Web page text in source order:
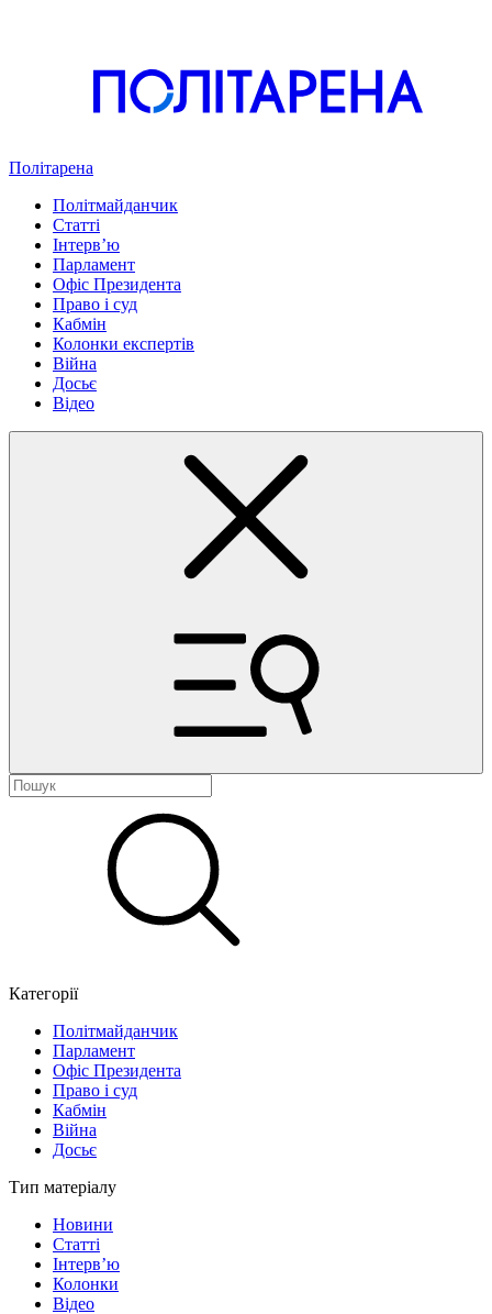
Політарена
Політмайданчик
Статті
Інтервʼю
Парламент
Офіс Президента
Право і суд
Кабмін
Колонки експертів
Війна
Досьє
Відео
Категорії
Політмайданчик
Парламент
Офіс Президента
Право і суд
Кабмін
Війна
Досьє
Тип матеріалу
Новини
Статті
Інтерв’ю
Колонки
Відео